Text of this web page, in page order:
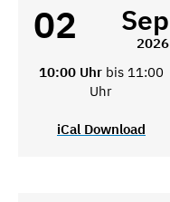
02 Sep
2026
10:00 Uhr bis 11:00
Uhr
iCal Download